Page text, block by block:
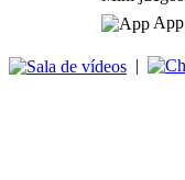
App
|